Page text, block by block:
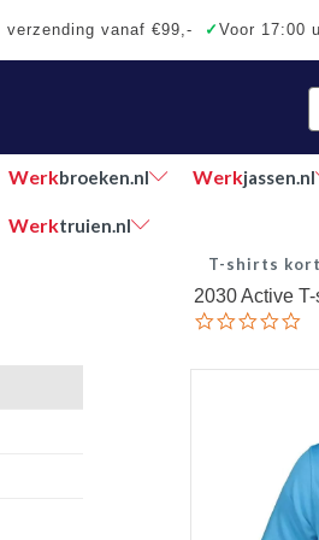
verzending vanaf €99,- ✓ Voor 17:00
Werkbroeken.nl Werkjassen.nl
Werktruien.nl
T-shirts
2030 Active